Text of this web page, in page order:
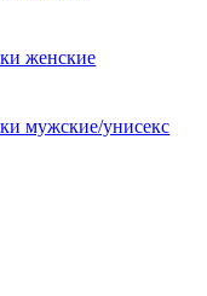
женские
мужские/унисекс